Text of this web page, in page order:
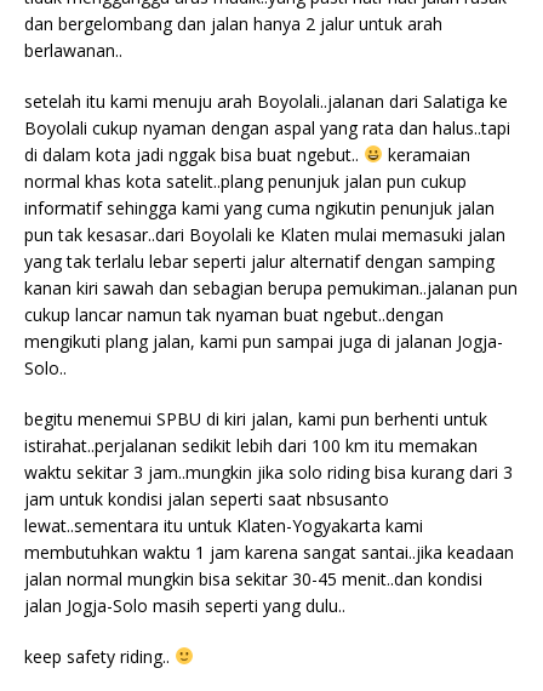
dan bergelombang dan jalan hanya 2 jalur untuk arah
berlawanan..
setelah itu kami menuju arah Boyolali..jalanan dari Salatiga ke
Boyolali cukup nyaman dengan aspal yang rata dan halus..tapi
di dalam kota jadi nggak bisa buat ngebut..
keramaian
normal khas kota satelit..plang penunjuk jalan pun cukup
informatif sehingga kami yang cuma ngikutin penunjuk jalan
pun tak kesasar..dari Boyolali ke Klaten mulai memasuki jalan
yang tak terlalu lebar seperti jalur alternatif dengan samping
kanan kiri sawah dan sebagian berupa pemukiman..jalanan pun
cukup lancar namun tak nyaman buat ngebut..dengan
mengikuti plang jalan, kami pun sampai juga di jalanan Jogja-
Solo..
begitu menemui SPBU di kiri jalan, kami pun berhenti untuk
istirahat..perjalanan sedikit lebih dari 100 km itu memakan
waktu sekitar 3 jam..mungkin jika solo riding bisa kurang dari 3
jam untuk kondisi jalan seperti saat nbsusanto
lewat..sementara itu untuk Klaten-Yogyakarta kami
membutuhkan waktu 1 jam karena sangat santai..jika keadaan
jalan normal mungkin bisa sekitar 30-45 menit..dan kondisi
jalan Jogja-Solo masih seperti yang dulu..
keep safety riding..